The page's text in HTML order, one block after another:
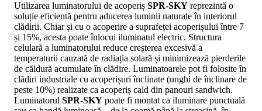
Utilizarea luminatorului de acoperiș SPR-SKY reprezintă o
soluție eficientă pentru aducerea luminii naturale în interiorul
clădirii. Chiar și cu o acoperire a suprafeței acoperișului între 7
și 15%, acesta poate înlocui iluminatul electric. Structura
celulară a luminatorului reduce creșterea excesivă a
temperaturii cauzată de radiația solară și minimizează pierderile
de căldură acumulate în clădire. Luminatoarele pot fi folosite în
clădiri industriale cu acoperișuri înclinate (unghi de înclinare de
peste 10%) realizate ca acoperiș cald din panouri sandwich.
Luminatorul SPR-SKY poate fi montat ca iluminare punctuală